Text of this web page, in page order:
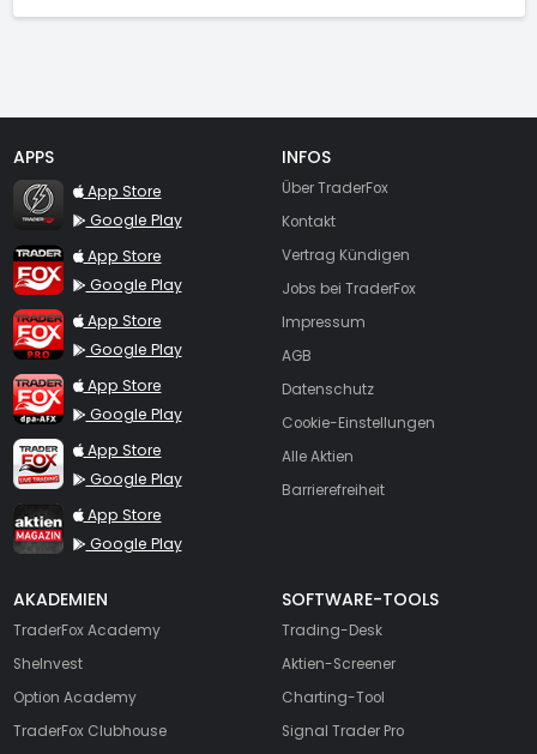
APPS
TraderFox Flash
App Store
Google Play
TraderFox App
App Store
Google Play
TraderFox Pro
App Store
Google Play
TraderFox dpa-AFX ProFeed
App Store
Google Play
TraderFox Live Trading
App Store
Google Play
TraderFox aktien Magazin
App Store
Google Play
INFOS
Über TraderFox
Kontakt
Vertrag Kündigen
Jobs bei TraderFox
Impressum
AGB
Datenschutz
Cookie-Einstellungen
Alle Aktien
Barrierefreiheit
AKADEMIEN
TraderFox Academy
SheInvest
Option Academy
TraderFox Clubhouse
SOFTWARE-TOOLS
Trading-Desk
Aktien-Screener
Charting-Tool
Signal Trader Pro